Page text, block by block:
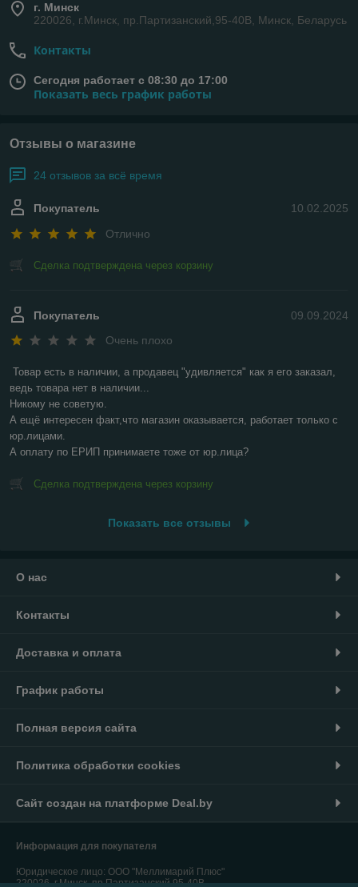
г. Минск
220026, г.Минск, пр.Партизанский,95-40В, Минск, Беларусь
Контакты
Сегодня работает с 08:30 до 17:00
Показать весь график работы
Отзывы о магазине
24 отзывов за всё время
10.02.2025
Покупатель
Отлично
Сделка подтверждена через корзину
09.09.2024
Покупатель
Очень плохо
Товар есть в наличии, а продавец "удивляется" как я его заказал,
ведь товара нет в наличии...
Никому не советую.
А ещё интересен факт,что магазин оказывается, работает только с
юр.лицами.
А оплату по ЕРИП принимаете тоже от юр.лица?
Сделка подтверждена через корзину
Показать все отзывы
О нас
Контакты
Доставка и оплата
График работы
Полная версия сайта
Политика обработки cookies
Сайт создан на платформе Deal.by
Информация для покупателя
Юридическое лицо: ООО "Меллимарий Плюс"
220026, г.Минск, пр.Партизанский,95-40В